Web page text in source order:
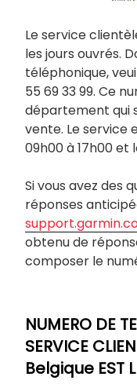
Le service
les jours ouvrés.
téléphonique,
55 69 33 99. Ce
département qui
vente. Le service
09h00 à 17h00 et
Si vous avez des
réponses
obtenu de
composer le
NUMERO DE
SERVICE
Belgique EST